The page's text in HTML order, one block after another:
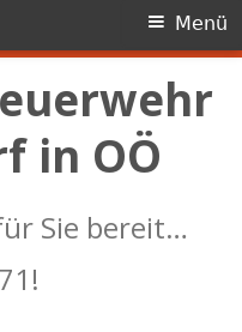
in OÖ
Sie bereit…
Menü